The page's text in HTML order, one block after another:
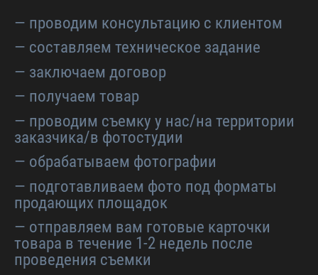
— проводим консультацию с клиентом
— составляем техническое задание
— заключаем договор
— получаем товар
— проводим съемку у нас/на территории
заказчика/в фотостудии
— обрабатываем фотографии
— подготавливаем фото под форматы
продающих площадок
— отправляем вам готовые карточки
товара в течение 1-2 недель после
проведения съемки